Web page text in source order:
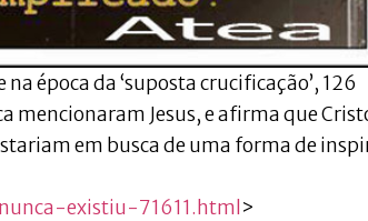
época da ‘suposta crucificação’, 126
mencionaram Jesus, e afirma que
em busca de uma forma de
existiu-71611.html>